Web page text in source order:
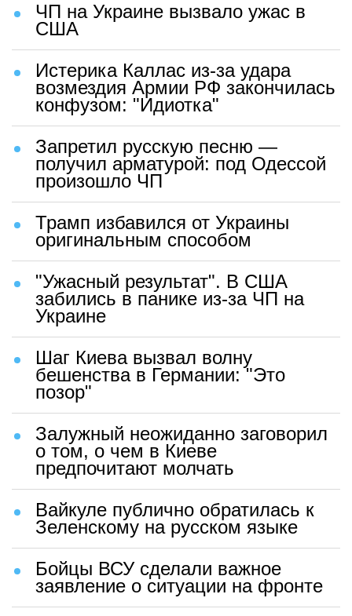
ЧП на Украине вызвало ужас в
США
Истерика Каллас из-за удара
возмездия Армии РФ закончилась
конфузом: "Идиотка"
Запретил русскую песню —
получил арматурой: под Одессой
произошло ЧП
Трамп избавился от Украины
оригинальным способом
"Ужасный результат". В США
забились в панике из-за ЧП на
Украине
Шаг Киева вызвал волну
бешенства в Германии: "Это
позор"
Залужный неожиданно заговорил
о том, о чем в Киеве
предпочитают молчать
Вайкуле публично обратилась к
Зеленскому на русском языке
Бойцы ВСУ сделали важное
заявление о ситуации на фронте